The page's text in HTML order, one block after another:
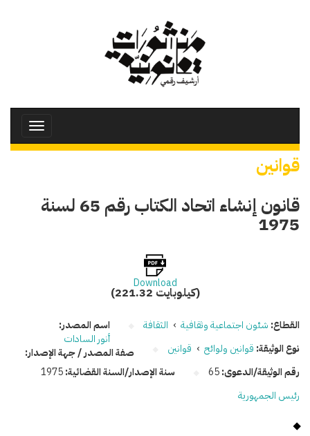
Toggle
قوانين
قانون إنشاء اتحاد الكتاب رقم 65 لسنة
1975
Download
(221.32 كيلوبايت)
القطاع: شئون اجتماعية وثقافية › الثقافة
نوع الوثيقة: قوانين ولوائح › قوانين
رقم الوثيقة/الدعوى:65 سنة الإصدار/السنة القضائية:1975
اسم المصدر:
أنور السادات
صفة المصدر / جهة الإصدار:
رئيس الجمهورية